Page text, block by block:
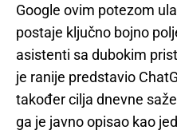
Google ovim potezom
postaje ključno bojno
asistenti sa dubokim
je ranije predstavio
također cilja dnevne
ga je javno opisao kao